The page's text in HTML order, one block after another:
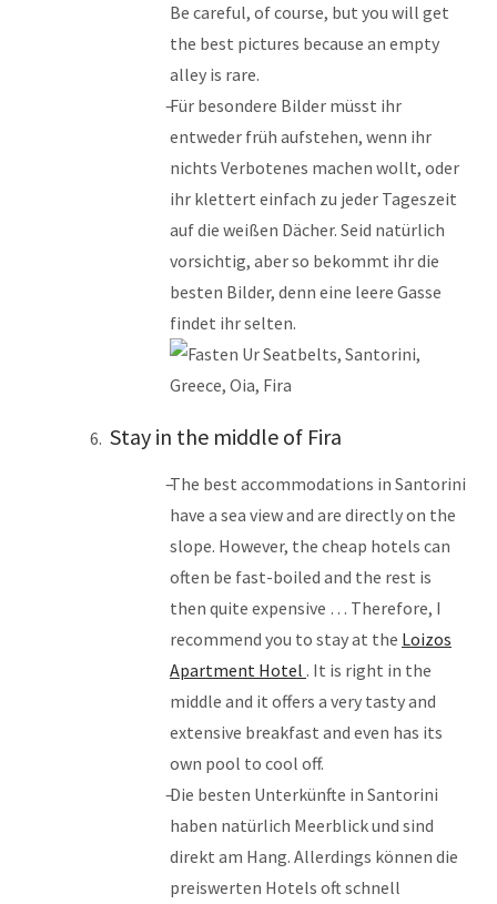
Be careful, of course, but you will get
the best pictures because an empty
alley is rare.
Für besondere Bilder müsst ihr
entweder früh aufstehen, wenn ihr
nichts Verbotenes machen wollt, oder
ihr klettert einfach zu jeder Tageszeit
auf die weißen Dächer. Seid natürlich
vorsichtig, aber so bekommt ihr die
besten Bilder, denn eine leere Gasse
findet ihr selten.
Stay in the middle of Fira
The best accommodations in Santorini
have a sea view and are directly on the
slope. However, the cheap hotels can
often be fast-boiled and the rest is
then quite expensive … Therefore, I
recommend you to stay at the Loizos
Apartment Hotel . It is right in the
middle and it offers a very tasty and
extensive breakfast and even has its
own pool to cool off.
Die besten Unterkünfte in Santorini
haben natürlich Meerblick und sind
direkt am Hang. Allerdings können die
preiswerten Hotels oft schnell